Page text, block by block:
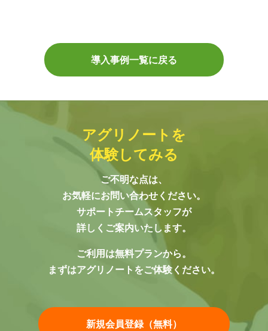
導入事例一覧に戻る
アグリノートを
体験してみる
ご不明な点は、
お気軽にお問い合わせください。
サポートチームスタッフが
詳しくご案内いたします。
ご利用は無料プランから。
まずはアグリノートをご体験ください。
新規会員登録（無料）